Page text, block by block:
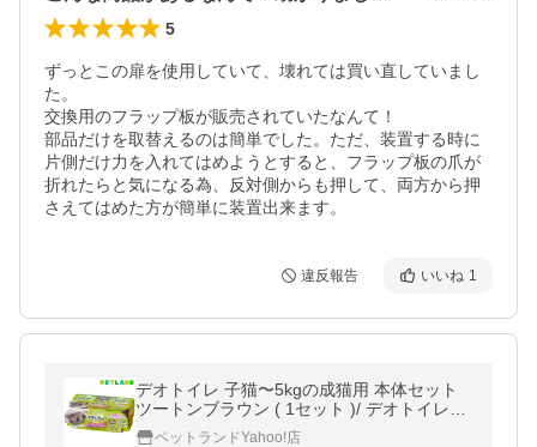
5
ずっとこの扉を使用していて、壊れては買い直していまし
た。
交換用のフラップ板が販売されていたなんて！
部品だけを取替えるのは簡単でした。ただ、装置する時に
片側だけ力を入れてはめようとすると、フラップ板の爪が
折れたらと気になる為、反対側からも押して、両方から押
さえてはめた方が簡単に装置出来ます。
違反報告 いいね 1
デオトイレ 子猫〜5kgの成猫用 本体セット
ツートンブラウン ( 1セット )/ デオトイレ本
体ペットランドYahoo!店